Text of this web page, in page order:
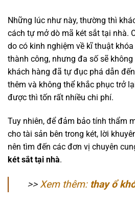
Những lúc như này, thường thì
cách tự mở dò mã két sắt tại nhà.
do có kinh nghiệm về kĩ thuật
thành công, nhưng đa số sẽ
khách hàng đã tự đục phá dẫn
thêm và không thể khắc phục trở
được thì tốn rất nhiều chi phí.
Tuy nhiên, để đảm bảo tính thẩm
cho tài sản bên trong két, lời
nên tìm đến các đơn vị chuyên
két sắt tại nhà.
>>Xem thêm: thay ổ